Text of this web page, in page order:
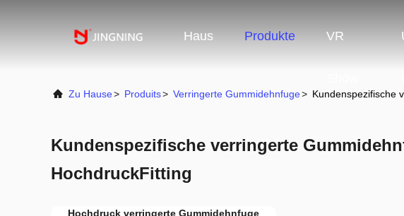
Haus Produkte VR
Zu Hause> Produits> Verringerte Gummidehnfuge> Kundenspezifische
Kundenspezifische verringerte
HochdruckFitting
Hochdruck verringerte Gummidehnfuge